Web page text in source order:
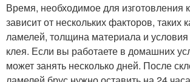
Время, необходимое для изготовления
зависит от нескольких факторов, таких
ламелей, толщина материала и
клея. Если вы работаете в домашних
может занять несколько дней. После